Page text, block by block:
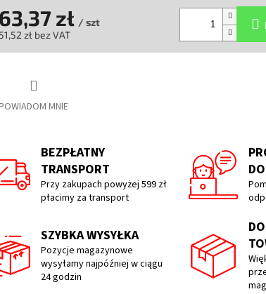
MNIE
63,37 zł / szt
51,52 zł bez VAT
BEZPŁATNY
TRANSPORT
Przy zakupach powyżej 599 zł
płacimy za transport
SZYBKA WYSYŁKA
Pozycje magazynowe
wysyłamy najpóźniej w ciągu
24 godzin